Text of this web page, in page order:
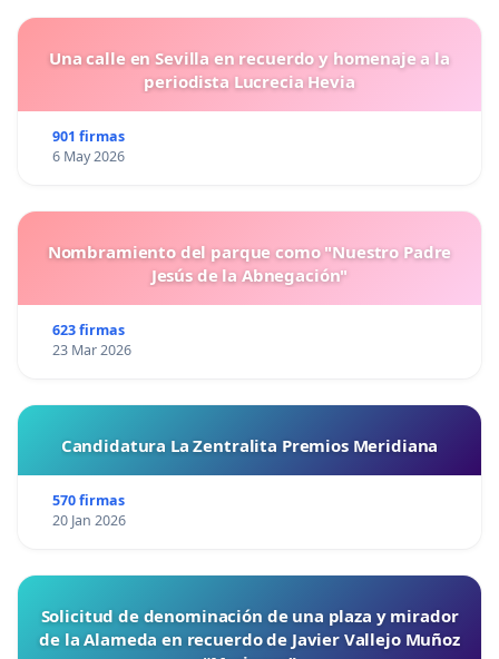
Una calle en Sevilla en recuerdo y homenaje a la
periodista Lucrecia Hevia
901 firmas
6 May 2026
Nombramiento del parque como "Nuestro Padre
Jesús de la Abnegación"
623 firmas
23 Mar 2026
Candidatura La Zentralita Premios Meridiana
570 firmas
20 Jan 2026
Solicitud de denominación de una plaza y mirador
de la Alameda en recuerdo de Javier Vallejo Muñoz